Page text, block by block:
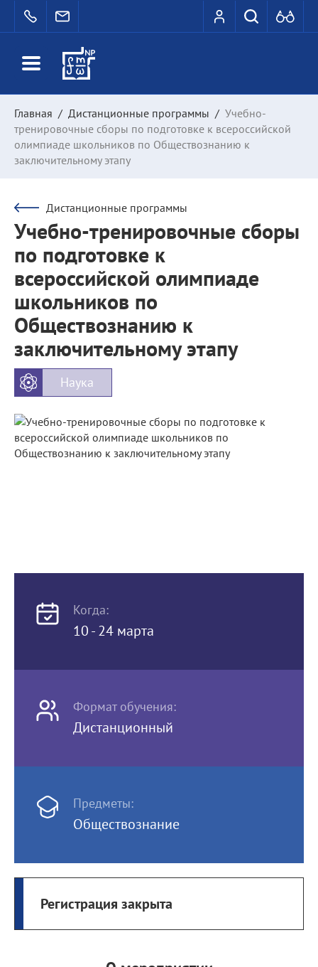
Главная / Дистанционные программы / Учебно-
тренировочные сборы по подготовке к всероссийской
олимпиаде школьников по Обществознанию к
заключительному этапу
Дистанционные программы
Учебно-тренировочные сборы
по подготовке к
всероссийской олимпиаде
школьников по
Обществознанию к
заключительному этапу
Наука
Когда:
10 - 24 марта
Формат обучения:
Дистанционный
Предметы:
Обществознание
Регистрация закрыта